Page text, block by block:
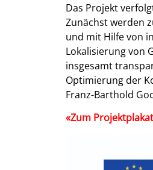
Das Projekt
Zunächst werden
und mit Hilfe von
Lokalisierung von
insgesamt
Optimierung der
Franz-Barthold
«Zum Projektplakat